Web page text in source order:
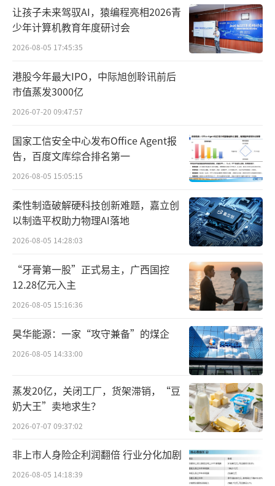
阳光保险近期也有类似动作，根据该公司
公告，阳光资管拟发起设立全资附属公司作为
基金管理人，并由基金管理人发起设立阳光和
远私募证券投资基金（暂定名），试点基金专
注于长期权益投资。
综合全行业数据来看，今年一季度，险资
重点增持了股票。金融监管总局最新数据显
示，一季度，人身险公司资金股票投资占比升
至8.43%，较2024年末增加了0.86个百分点。
结合当前市场利率情况，中国企业资本联
盟副理事长柏文喜分析，传统固收类资产的收
益率难以满足险资的负债端成本要求。因此，
险资需要通过增加权益类资产的配置来提升投
资收益弹性，优化资产配置结构。柏文喜表
示，险资的负债端具有长期性和刚性特征，适
合配置估值较低、增长稳健的标的，如银行股
和高股息资产。这些资产不仅能够提供稳定的
股息收益，还能在低利率环境下提升投资弹
性。
政策持续发力
北京商报记者注意到，今年以来，政策层
面密集发力，引导险资加大入市稳市力度。
让孩子未来驾驭AI，猿编程亮相2026青
少年计算机教育年度研讨会
2026-08-05 17:45:35
港股今年最大IPO，中际旭创聆讯前后
市值蒸发3000亿
2026-07-20 09:47:57
国家工信安全中心发布Office Agent报
告，百度文库综合排名第一
2026-08-05 15:05:15
柔性制造破解硬科技创新难题，嘉立创
以制造平权助力物理AI落地
2026-08-05 14:28:03
“牙膏第一股”正式易主，广西国控
12.28亿元入主
2026-08-05 15:16:36
昊华能源：一家“攻守兼备”的煤企
2026-08-05 14:33:00
蒸发20亿，关闭工厂，货架滞销，“豆
奶大王”卖地求生？
2026-07-07 09:37:02
非上市人身险企利润翻倍 行业分化加剧
2026-08-05 14:18:39